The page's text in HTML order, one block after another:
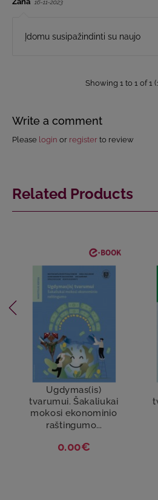
16-11-2023
Įdomu susipažindinti su naujo
Showing 1 to 1 of 1
Write a comment
Please login or register to review
Related Products
Ugdymas(is)
tvarumui. Šakaliukai
mokosi ekonominio
raštingumo...
0.00€